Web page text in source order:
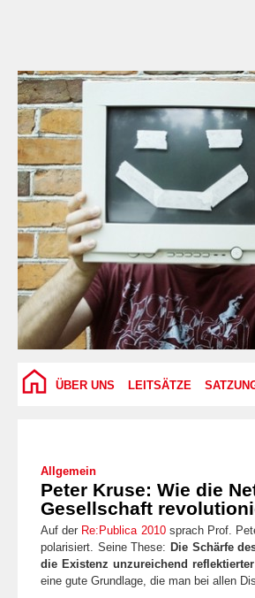
ÜBER UNS LEITSÄTZE
Allgemein
Peter Kruse: Wie die
Gesellschaft
Auf der Re:Publica 2010sprach Prof.
polarisiert. Seine These:Die Schärfe
die Existenz unzureichend
eine gute Grundlage, die man bei allen